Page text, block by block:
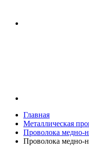
Главная
Металлическая
Проволока медно-
Проволока